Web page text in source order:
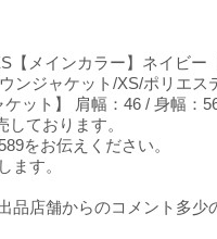
【メインカラー】ネイビ
ジャケット/XS/ポリエス
ット】 肩幅：46 / 身幅：
ております。
をお伝えください。
ます。
店舗からのコメント多